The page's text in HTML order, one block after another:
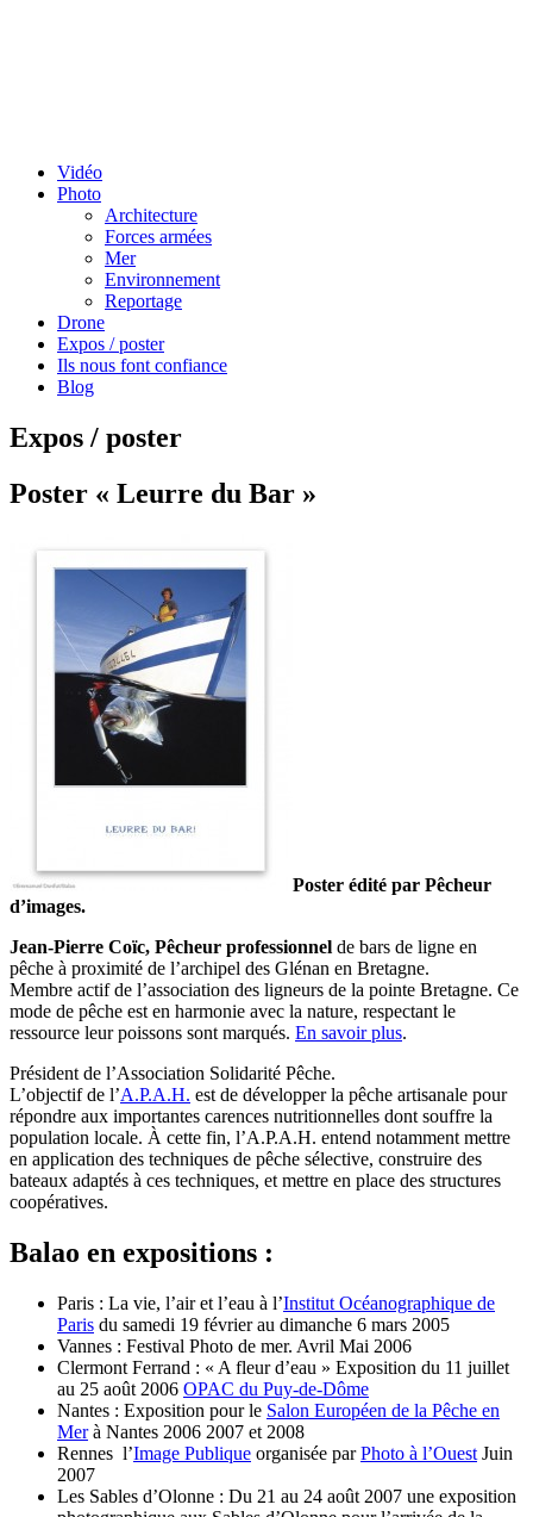
Vidéo
Photo
Architecture
Forces armées
Mer
Environnement
Reportage
Drone
Expos / poster
Ils nous font confiance
Blog
Expos / poster
Poster « Leurre du Bar »
Poster édité par Pêcheur
d’images.
Jean-Pierre Coïc, Pêcheur professionnel de bars de ligne en
pêche à proximité de l’archipel des Glénan en Bretagne.
Membre actif de l’association des ligneurs de la pointe Bretagne. Ce
mode de pêche est en harmonie avec la nature, respectant le
ressource leur poissons sont marqués. En savoir plus.
Président de l’Association Solidarité Pêche.
L’objectif de l’A.P.A.H. est de développer la pêche artisanale pour
répondre aux importantes carences nutritionnelles dont souffre la
population locale. À cette fin, l’A.P.A.H. entend notamment mettre
en application des techniques de pêche sélective, construire des
bateaux adaptés à ces techniques, et mettre en place des structures
coopératives.
Balao en expositions :
Paris : La vie, l’air et l’eau à l’Institut Océanographique de
Paris du samedi 19 février au dimanche 6 mars 2005
Vannes : Festival Photo de mer. Avril Mai 2006
Clermont Ferrand : « A fleur d’eau » Exposition du 11 juillet
au 25 août 2006 OPAC du Puy-de-Dôme
Nantes : Exposition pour le Salon Européen de la Pêche en
Merà Nantes 2006 2007 et 2008
Rennes l’Image Publique organisée parPhoto à l’Ouest Juin
2007
Les Sables d’Olonne : Du 21 au 24 août 2007 une exposition